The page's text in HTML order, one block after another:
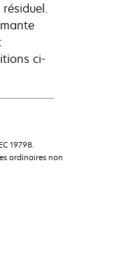
ci-
19798.
ordinaires non